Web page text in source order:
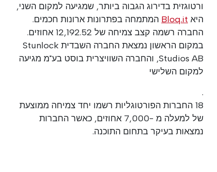
ורטוגזית בדירוג הגבוה ביותר, שמגיעה למקום השני,
היא Bloq.it המתמחה בפתרונות ארונות חכמים.
החברה רשמה קצב צמיחה של 12,192.52 אחוזים.
במקום הראשון נמצאת החברה השבדית Stunlock
Studios AB, והחברה השוויצרית בוסט בע"מ מגיעה
למקום השלישי
.
18 החברות הפורטוגליות רשמו יחד צמיחה ממוצעת
של למעלה מ -7,000 אחוזים, כאשר החברות
נמצאות בעיקר בתחום התוכנה.